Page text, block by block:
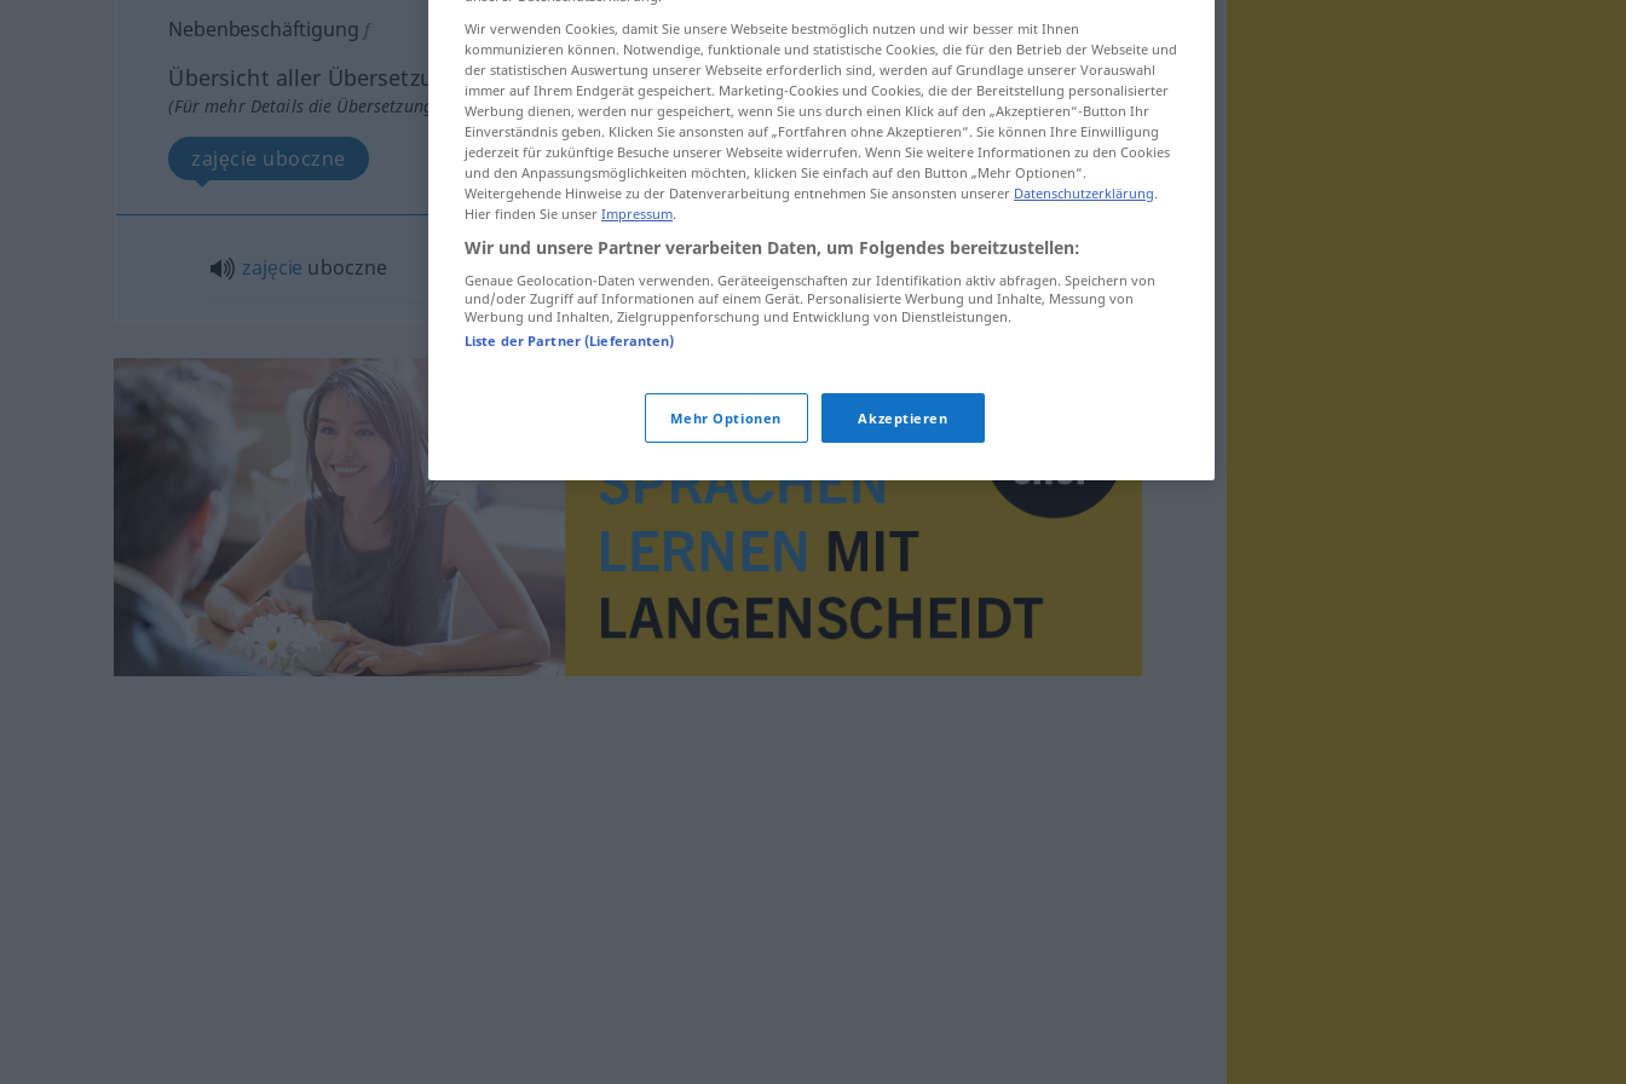
Nebenbeschäftigung f
Übersicht aller Übersetzungen
(Für mehr Details die Übersetzung anklicken/antippen)
zajęcie uboczne
zajęcie uboczne
Wir verwenden Cookies, damit Sie unsere Webseite bestmöglich nutzen und wir besser mit Ihnen
kommunizieren können. Notwendige, funktionale und statistische Cookies, die für den Betrieb der Webseite und
der statistischen Auswertung unserer Webseite erforderlich sind, werden auf Grundlage unserer Vorauswahl
immer auf Ihrem Endgerät gespeichert. Marketing-Cookies und Cookies, die der Bereitstellung personalisierter
Werbung dienen, werden nur gespeichert, wenn Sie uns durch einen Klick auf den „Akzeptieren“-Button Ihr
Einverständnis geben. Klicken Sie ansonsten auf „Fortfahren ohne Akzeptieren“. Sie können Ihre Einwilligung
jederzeit für zukünftige Besuche unserer Webseite widerrufen. Wenn Sie weitere Informationen zu den Cookies
und den Anpassungsmöglichkeiten möchten, klicken Sie einfach auf den Button „Mehr Optionen“.
Weitergehende Hinweise zu der Datenverarbeitung entnehmen Sie ansonsten unserer Datenschutzerklärung.
Hier finden Sie unser Impressum.
Wir und unsere Partner verarbeiten Daten, um Folgendes bereitzustellen:
Genaue Geolocation-Daten verwenden. Geräteeigenschaften zur Identifikation aktiv abfragen. Speichern von
und/oder Zugriff auf Informationen auf einem Gerät. Personalisierte Werbung und Inhalte, Messung von
Werbung und Inhalten, Zielgruppenforschung und Entwicklung von Dienstleistungen.
Liste der Partner (Lieferanten)
Mehr Optionen Akzeptieren